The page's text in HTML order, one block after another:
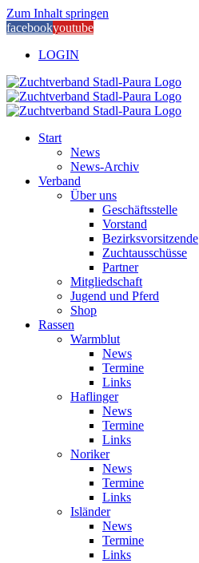
Zum Inhalt springen
facebookyoutube
LOGIN
Start
News
News-Archiv
Verband
Über uns
Geschäftsstelle
Vorstand
Bezirksvorsitzende
Zuchtausschüsse
Partner
Mitgliedschaft
Jugend und Pferd
Shop
Rassen
Warmblut
News
Termine
Links
Haflinger
News
Termine
Links
Noriker
News
Termine
Links
Isländer
News
Termine
Links